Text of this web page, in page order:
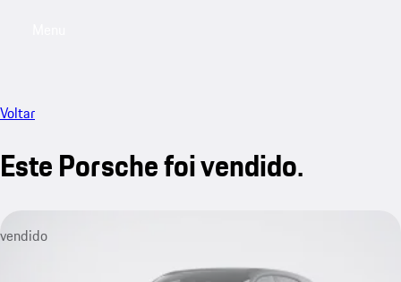
Voltar
Este Porsche foi vendido.
vendido